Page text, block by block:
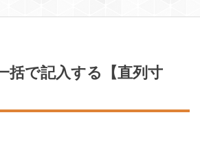
括で記入する【直列寸